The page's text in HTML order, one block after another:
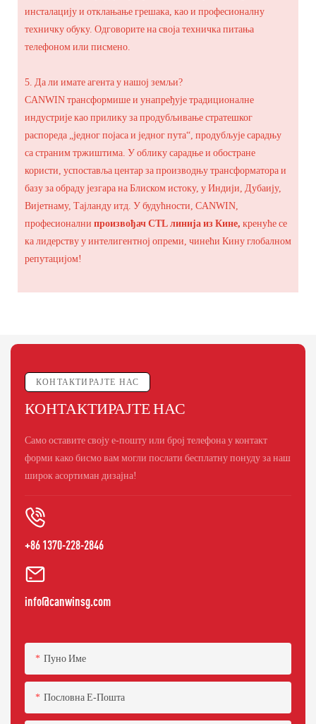
инсталацију и отклањање грешака, као и професионалну
техничку обуку. Одговорите на своја техничка питања
телефоном или писмено.
5. Да ли имате агента у нашој земљи?
CANWIN трансформише и унапређује традиционалне
индустрије као прилику за продубљивање стратешког
распореда „једног појаса и једног пута“, продубљује сарадњу
са страним тржиштима. У облику сарадње и обостране
користи, успоставља центар за производњу трансформатора и
базу за обраду језгара на Блиском истоку, у Индији, Дубаију,
Вијетнаму, Тајланду итд. У будућности, CANWIN,
професионални произвођач CTL линија из Кине, кренуће се
ка лидерству у интелигентној опреми, чинећи Кину глобалном
репутацијом!
КОНТАКТИРАЈТЕ НАС
КОНТАКТИРАЈТЕ НАС
Само оставите своју е-пошту или број телефона у контакт
форми како бисмо вам могли послати бесплатну понуду за наш
широк асортиман дизајна!
+86 1370-228-2846
info@canwinsg.com
Пуно Име
Пословна Е-Пошта